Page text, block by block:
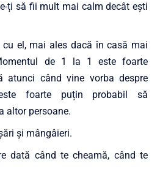
ți să fii mult mai calm decât ești
cu el, mai ales dacă în casă mai
de 1 la 1 este foarte
atunci când vine vorba despre
foarte puțin probabil să
altor persoane.
și mângâieri.
dată când te cheamă, când te